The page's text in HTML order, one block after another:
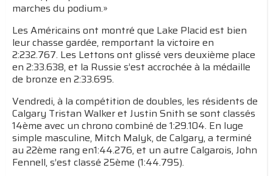
marches du podium.»
Les Américains ont montré que Lake Placid est bien
leur chasse gardée, remportant la victoire en
2:232.767. Les Lettons ont glissé vers deuxième place
en 2:33.638, et la Russie s’est accrochée à la médaille
de bronze en 2:33.695.
Vendredi, à la compétition de doubles, les résidents de
Calgary Tristan Walker et Justin Snith se sont classés
14ème avec un chrono combiné de 1:29.104. En luge
simple masculine, Mitch Malyk, de Calgary, a terminé
au 22ème rang en1:44.276, et un autre Calgarois, John
Fennell, s’est classé 25ème (1:44.795).